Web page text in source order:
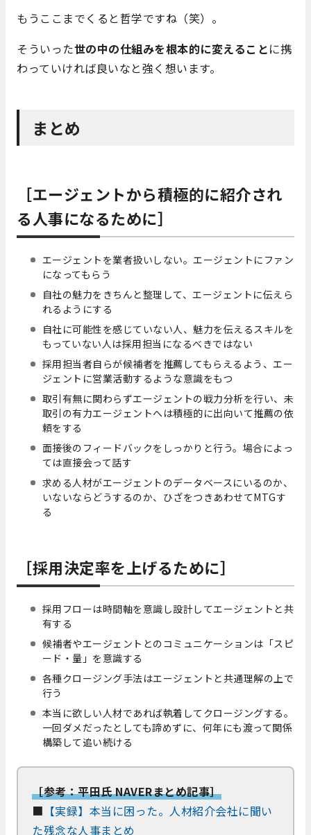
もうここまでくると哲学ですね（笑）。
そういった世の中の仕組みを根本的に変えることに携
わっていければ良いなと強く想います。
まとめ
［エージェントから積極的に紹介され
る人事になるために］
エージェントを業者扱いしない。エージェントにファン
になってもらう
自社の魅力をきちんと整理して、エージェントに伝えら
れるようにする
自社に可能性を感じていない人、魅力を伝えるスキルを
もっていない人は採用担当になるべきではない
採用担当者自らが候補者を推薦してもらえるよう、エー
ジェントに営業活動するような意識をもつ
取引有無に関わらずエージェントの戦力分析を行い、未
取引の有力エージェントへは積極的に出向いて推薦の依
頼をする
面接後のフィードバックをしっかりと行う。場合によっ
ては直接会って話す
求める人材がエージェントのデータベースにいるのか、
いないならどうするのか、ひざをつきあわせてMTGす
る
［採用決定率を上げるために］
採用フローは時間軸を意識し設計してエージェントと共
有する
候補者やエージェントとのコミュニケーションは「スピ
ード・量」を意識する
各種クロージング手法はエージェントと共通理解の上で
行う
本当に欲しい人材であれば執着してクロージングする。
一回ダメだったとしても諦めずに、何年にも渡って関係
構築して追い続ける
［参考：平田氏 NAVERまとめ記事］
■ 【実録】本当に困った。人材紹介会社に聞い
た残念な人事まとめ